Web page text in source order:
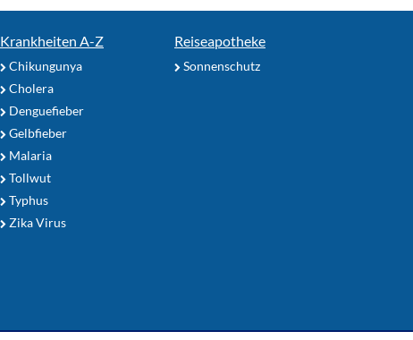
Krankheiten A-Z
Chikungunya
Cholera
Denguefieber
Gelbfieber
Malaria
Tollwut
Typhus
Zika Virus
Reiseapotheke
Sonnenschutz